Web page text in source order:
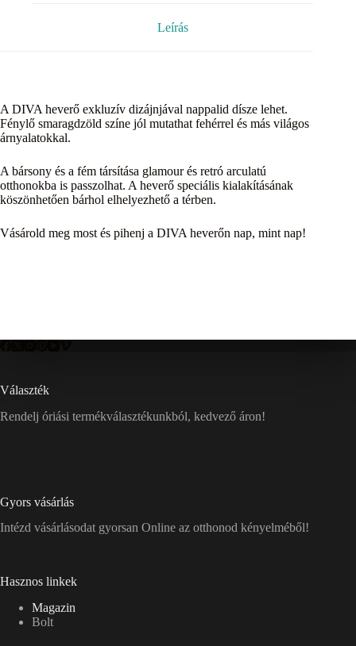
Leírás
A DIVA heverő exkluzív dizájnjával nappalid dísze lehet.
Fénylő smaragdzöld színe jól mutathat fehérrel és más világos
árnyalatokkal.
A bársony és a fém társítása glamour és retró arculatú
otthonokba is passzolhat. A heverő speciális kialakításának
köszönhetően bárhol elhelyezhető a térben.
Vásárold meg most és pihenj a DIVA heverőn nap, mint nap!
Választék
Rendelj óriási termékválasztékunkból, kedvező áron!
Gyors vásárlás
Intézd vásárlásodat gyorsan Online az otthonod kényelméből!
Hasznos linkek
Magazin
Bolt